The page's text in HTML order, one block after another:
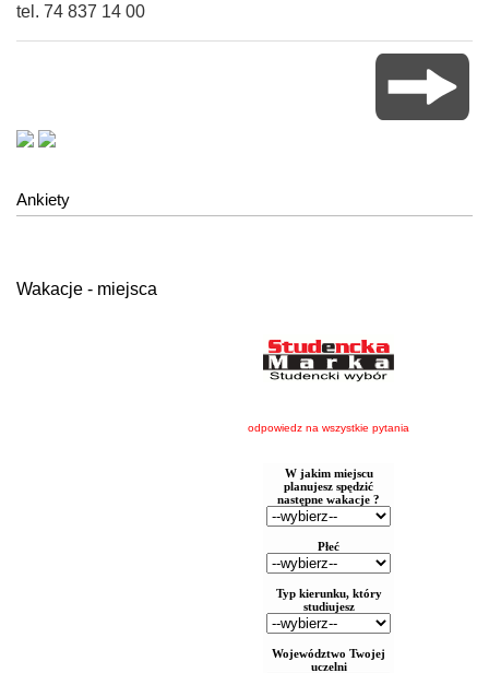
tel. 74 837 14 00
Ankiety
Wakacje - miejsca
odpowiedz na wszystkie pytania